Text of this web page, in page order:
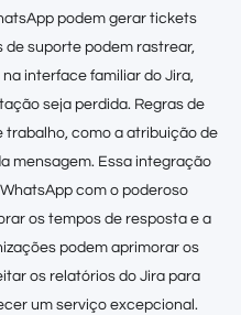
podem gerar tickets
suporte podem rastrear,
interface familiar do Jira,
seja perdida. Regras de
trabalho, como a atribuição de
mensagem. Essa integração
com o poderoso
os tempos de resposta e a
podem aprimorar os
os relatórios do Jira para
um serviço excepcional.